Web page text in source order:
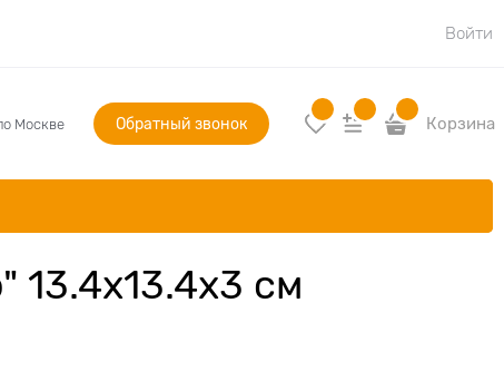
Войти
Москве Обратный звонок Корзина
см